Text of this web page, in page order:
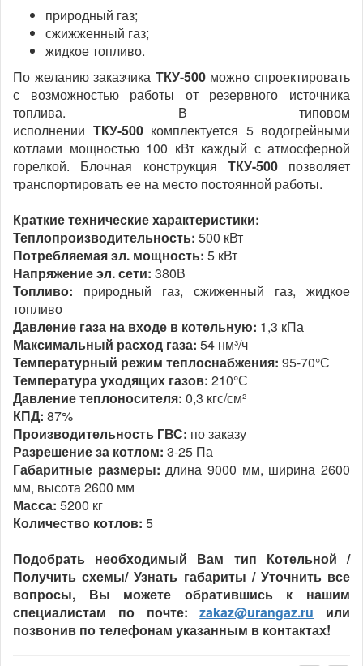
природный газ;
сжижженный газ;
жидкое топливо.
По желанию заказчика ТКУ-500можно спроектировать
с возможностью работы от резервного источника
топлива. В типовом
исполнении ТКУ-500комплектуется 5 водогрейными
котлами мощностью 100 кВт каждый с атмосферной
горелкой. Блочная конструкция ТКУ-500позволяет
транспортировать ее на место постоянной работы.
Краткие технические характеристики:
Теплопроизводительность: 500 кВт
Потребляемая эл. мощность: 5 кВт
Напряжение эл. сети: 380В
Топливо:
природный газ, сжиженный газ, жидкое
топливо
Давление газа на входе в котельную: 1,3 кПа
Максимальный расход газа: 54 нм³/ч
Температурный режим теплоснабжения: 95-70°С
Температура уходящих газов: 210°С
Давление теплоносителя: 0,3 кгс/см²
КПД: 87%
Производительность ГВС: по заказу
Разрешение за котлом: 3-25 Па
Габаритные размеры: длина 9000 мм, ширина 2600
мм, высота 2600 мм
Масса: 5200 кг
Количество котлов: 5
Подобрать необходимый Вам тип Котельной /
Получить схемы/ Узнать габариты / Уточнить все
вопросы, Вы можете обратившись к нашим
специалистам по почте:zakaz@urangaz.ru или
позвонив по телефонам указанным в контактах!